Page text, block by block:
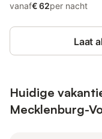
vanaf€ 62per nacht
Laat
Huidige
Mecklenburg-